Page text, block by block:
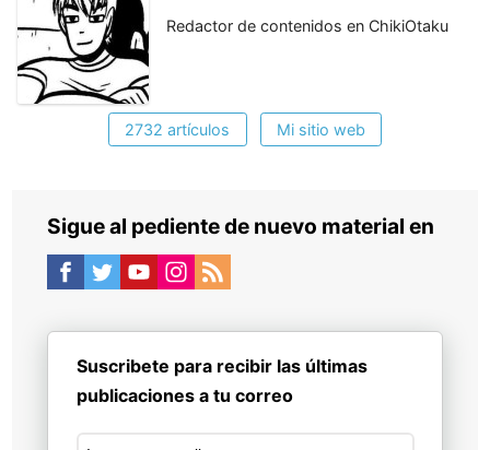
Redactor de contenidos en ChikiOtaku
2732 artículos Mi sitio web
Sigue al pediente de nuevo material en
Suscribete para recibir las últimas
publicaciones a tu correo